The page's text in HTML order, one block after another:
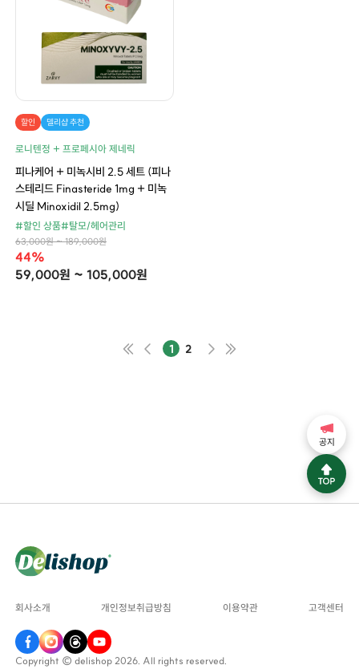
할인 델리샵 추천
로니텐정 + 프로페시아 제네릭
피나케어 + 미녹시비 2.5 세트 (피나
스테리드 Finasteride 1mg + 미녹
시딜 Minoxidil 2.5mg)
#할인 상품#탈모/헤어관리
63,000원 ~ 189,000원
44%
59,000원 ~ 105,000원
1 2
회사소개 개인정보취급방침 이용약관 고객센터
Copyright © delishop 2026. All rights reserved.
공지